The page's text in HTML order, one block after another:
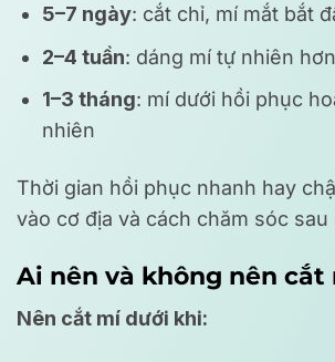
5–7 ngày: cắt chỉ, mí mắt bắt
2–4 tuần: dáng mí tự nhiên hơn
1–3 tháng: mí dưới hồi phục
nhiên
Thời gian hồi phục nhanh hay
vào cơ địa và cách chăm sóc sau
Ai nên và không nên cắt
Nên cắt mí dưới khi: